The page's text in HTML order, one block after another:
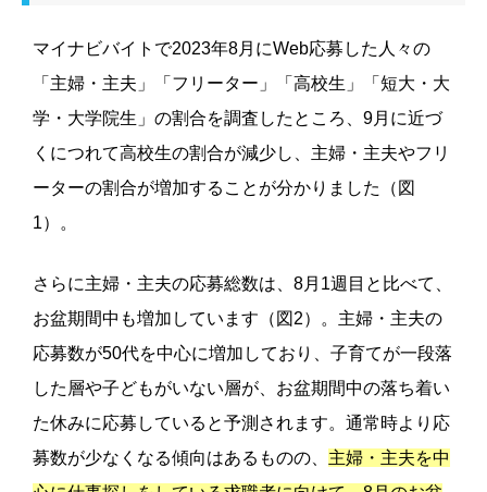
マイナビバイトで2023年8月にWeb応募した人々の
「主婦・主夫」「フリーター」「高校生」「短大・大
学・大学院生」の割合を調査したところ、9月に近づ
くにつれて高校生の割合が減少し、主婦・主夫やフリ
ーターの割合が増加することが分かりました（図
1）。
さらに主婦・主夫の応募総数は、8月1週目と比べて、
お盆期間中も増加しています（図2）。主婦・主夫の
応募数が50代を中心に増加しており、子育てが一段落
した層や子どもがいない層が、お盆期間中の落ち着い
た休みに応募していると予測されます。通常時より応
募数が少なくなる傾向はあるものの、 主婦・主夫を中